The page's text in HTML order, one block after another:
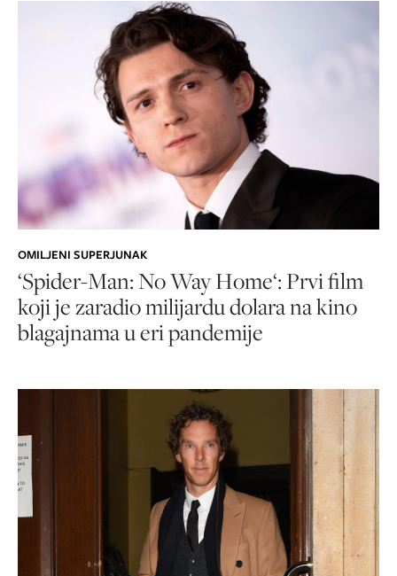
OMILJENI SUPERJUNAK
‘Spider-Man: No Way Home‘: Prvi film
koji je zaradio milijardu dolara na kino
blagajnama u eri pandemije